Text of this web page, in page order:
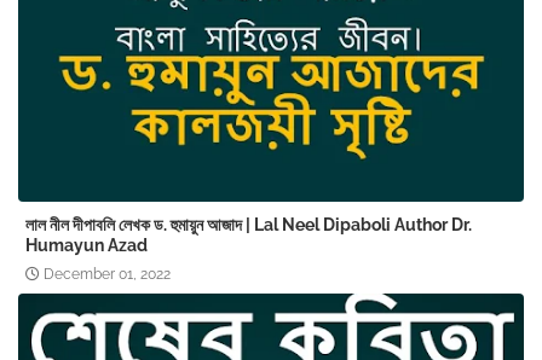
লাল নীল দীপাবলি লেখক ড. হুমায়ুন আজাদ | Lal Neel Dipaboli Author Dr.
Humayun Azad
December 01, 2022